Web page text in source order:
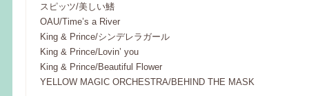
スピッツ/美しい鰭
OAU/Time’s a River
King & Prince/シンデレラガール
King & Prince/Lovin’ you
King & Prince/Beautiful Flower
YELLOW MAGIC ORCHESTRA/BEHIND THE MASK